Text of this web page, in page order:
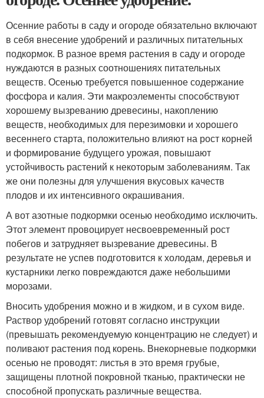
Осенние работы в саду и огороде обязательно включают
в себя внесение удобрений и различных питательных
подкормок. В разное время растения в саду и огороде
нуждаются в разных соотношениях питательных
веществ. Осенью требуется повышенное содержание
фосфора и калия. Эти макроэлементы способствуют
хорошему вызреванию древесины, накоплению
веществ, необходимых для перезимовки и хорошего
весеннего старта, положительно влияют на рост корней
и формирование будущего урожая, повышают
устойчивость растений к некоторым заболеваниям. Так
же они полезны для улучшения вкусовых качеств
плодов и их интенсивного окрашивания.
А вот азотные подкормки осенью необходимо исключить.
Этот элемент провоцирует несвоевременный рост
побегов и затрудняет вызревание древесины. В
результате не успев подготовится к холодам, деревья и
кустарники легко повреждаются даже небольшими
морозами.
Вносить удобрения можно и в жидком, и в сухом виде.
Раствор удобрений готовят согласно инструкции
(превышать рекомендуемую концентрацию не следует) и
поливают растения под корень. Внекорневые подкормки
осенью не проводят: листья в это время грубые,
защищены плотной покровной тканью, практически не
способной пропускать различные вещества.